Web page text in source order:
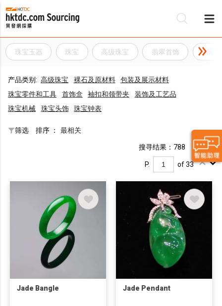
珠宝玉器 珠宝 高级珠宝 翡翠首饰 翡翠
产品类别: 高级珠宝 裸石及原材料
包装及展示材料
珠宝零件和工具
首饰盒 袖扣和领带夹
装饰及工艺品
珠宝机械
珠宝头饰 珠宝钟表
筛选 排序 ： 最相关
搜寻结果：788
P. of 33
Jade Bangle Jade Pendant